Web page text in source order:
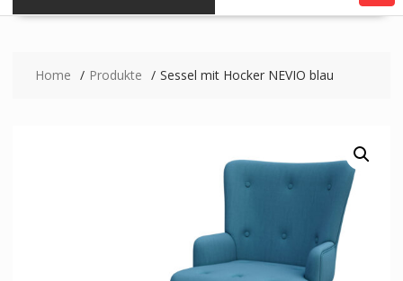
Home Produkte Sessel mit Hocker NEVIO blau